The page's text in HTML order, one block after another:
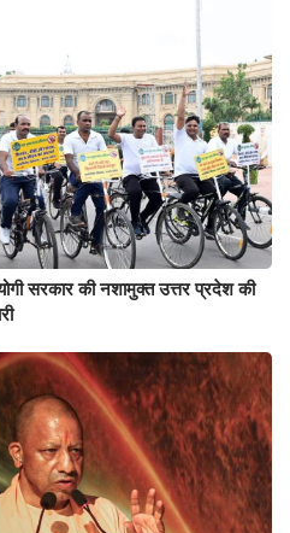
सरकार की नशामुक्त उत्तर प्रदेश की